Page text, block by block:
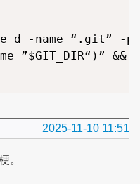
d -name “.git”
”$GIT_DIR“)” &&
2025-11-10 11:51
。